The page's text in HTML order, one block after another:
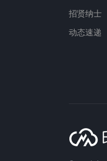
招贤纳士
动态速递